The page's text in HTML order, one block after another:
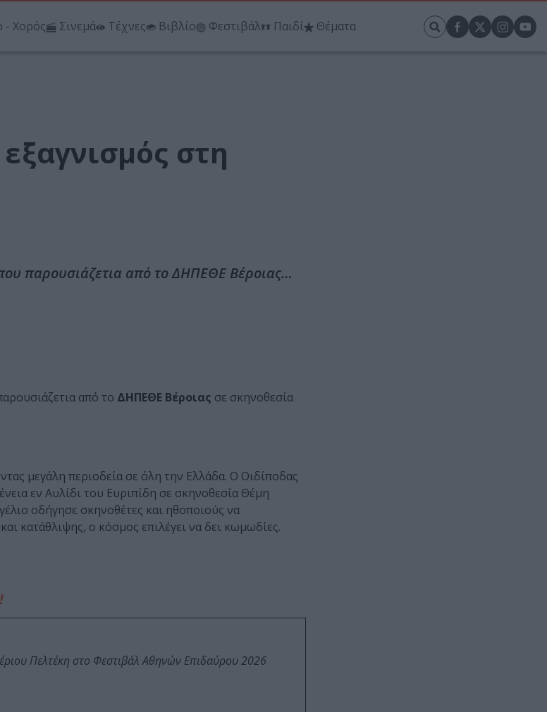
- Χορός Σινεμά Τέχνες Βιβλίο Φεστιβάλ Παιδί Θέματα
στη
παρουσιάζετια από το ΔΗΠΕΘΕ Βέροιας…
από το ΔΗΠΕΘΕ Βέροιας σε σκηνοθεσία
μεγάλη περιοδεία σε όλη την Ελλάδα. Ο Οιδίποδας
εν Αυλίδι του Ευριπίδη σε σκηνοθεσία Θέμη
οδήγησε σκηνοθέτες και ηθοποιούς να
κατάθλιψης, ο κόσμος επιλέγει να δει κωμωδίες.
Πελτέκη στο Φεστιβάλ Αθηνών Επιδαύρου 2026